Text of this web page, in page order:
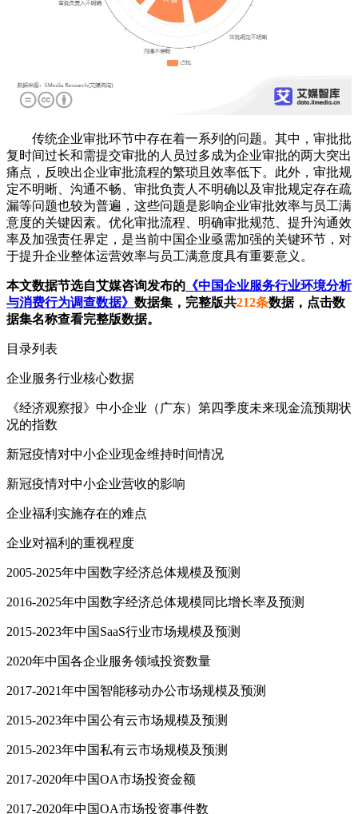
传统企业审批环节中存在着一系列的问题。其中，审批批
复时间过长和需提交审批的人员过多成为企业审批的两大突出
痛点，反映出企业审批流程的繁琐且效率低下。此外，审批规
定不明晰、沟通不畅、审批负责人不明确以及审批规定存在疏
漏等问题也较为普遍，这些问题是影响企业审批效率与员工满
意度的关键因素。优化审批流程、明确审批规范、提升沟通效
率及加强责任界定，是当前中国企业亟需加强的关键环节，对
于提升企业整体运营效率与员工满意度具有重要意义。
本文数据节选自艾媒咨询发布的 《中国企业服务行业环境分析
与消费行为调查数据》 数据集，完整版共212条数据，点击数
据集名称查看完整版数据。
目录列表
企业服务行业核心数据
《经济观察报》中小企业（广东）第四季度未来现金流预期状
况的指数
新冠疫情对中小企业现金维持时间情况
新冠疫情对中小企业营收的影响
企业福利实施存在的难点
企业对福利的重视程度
2005-2025年中国数字经济总体规模及预测
2016-2025年中国数字经济总体规模同比增长率及预测
2015-2023年中国SaaS行业市场规模及预测
2020年中国各企业服务领域投资数量
2017-2021年中国智能移动办公市场规模及预测
2015-2023年中国公有云市场规模及预测
2015-2023年中国私有云市场规模及预测
2017-2020年中国OA市场投资金额
2017-2020年中国OA市场投资事件数